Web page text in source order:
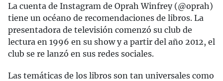
La cuenta de Instagram de Oprah Winfrey (@oprah)
tiene un océano de recomendaciones de libros. La
presentadora de televisión comenzó su club de
lectura en 1996 en su show y a partir del año 2012, el
club se re lanzó en sus redes sociales.
Las temáticas de los libros son tan universales como